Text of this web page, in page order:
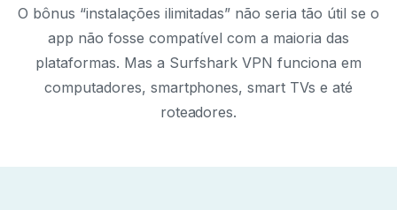
O bônus “instalações ilimitadas” não seria tão útil se o
app não fosse compatível com a maioria das
plataformas. Mas a Surfshark VPN funciona em
computadores, smartphones, smart TVs e até
roteadores.